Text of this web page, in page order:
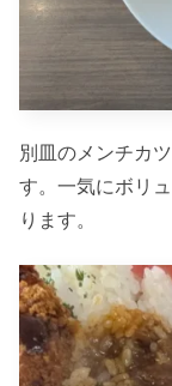
別皿のメンチカ
す。一気にボリ
ります。